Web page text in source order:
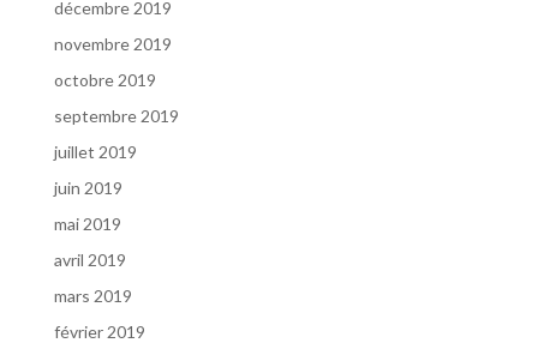
décembre 2019
novembre 2019
octobre 2019
septembre 2019
juillet 2019
juin 2019
mai 2019
avril 2019
mars 2019
février 2019